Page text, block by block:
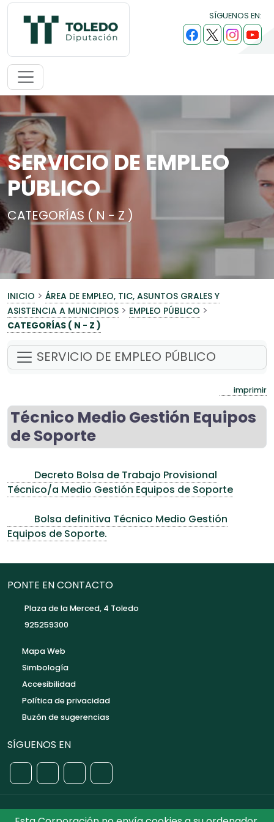
SÍGUENOS EN:
SERVICIO DE EMPLEO
PÚBLICO
CATEGORÍAS ( N - Z )
INICIO > ÁREA DE EMPLEO, TIC, ASUNTOS GRALES Y
ASISTENCIA A MUNICIPIOS > EMPLEO PÚBLICO >
CATEGORÍAS ( N - Z )
SERVICIO DE EMPLEO PÚBLICO
imprimir
Técnico Medio Gestión Equipos
de Soporte
Decreto Bolsa de Trabajo Provisional
Técnico/a Medio Gestión Equipos de Soporte
Bolsa definitiva Técnico Medio Gestión
Equipos de Soporte.
PONTE EN CONTACTO
Plaza de la Merced, 4 Toledo
925259300
Mapa Web
Simbología
Accesibilidad
Política de privacidad
Buzón de sugerencias
SÍGUENOS EN